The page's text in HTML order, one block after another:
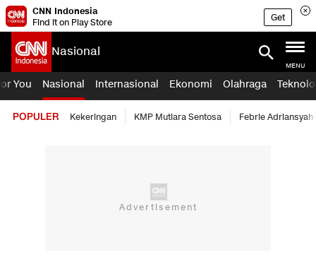
CNN Indonesia
Find it on Play Store
Get
Nasional
MENU
You Nasional Internasional Ekonomi Olahraga
POPULER Kekeringan KMP Mutiara Sentosa Febrie Adriansyah